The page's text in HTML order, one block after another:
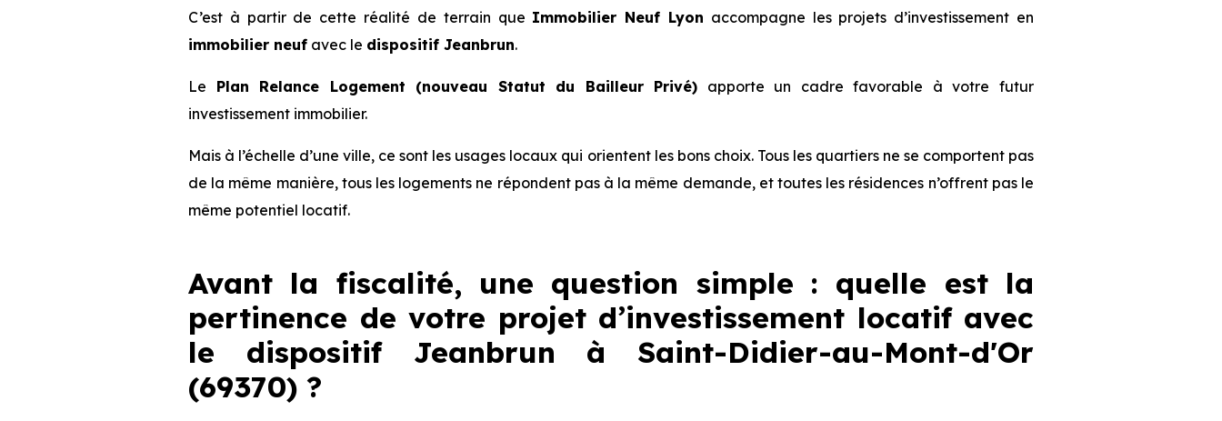
C’est à partir de cette réalité de terrain que Immobilier Neuf Lyon accompagne les projets d’investissement en
immobilier neuf avec le dispositif Jeanbrun.
Le Plan Relance Logement (nouveau Statut du Bailleur Privé) apporte un cadre favorable à votre futur
investissement immobilier.
Mais à l’échelle d’une ville, ce sont les usages locaux qui orientent les bons choix. Tous les quartiers ne se comportent pas
de la même manière, tous les logements ne répondent pas à la même demande, et toutes les résidences n’offrent pas le
même potentiel locatif.
Avant la fiscalité, une question simple : quelle est la
pertinence de votre projet d’investissement locatif avec
le dispositif Jeanbrun à Saint-Didier-au-Mont-d'Or
(69370) ?